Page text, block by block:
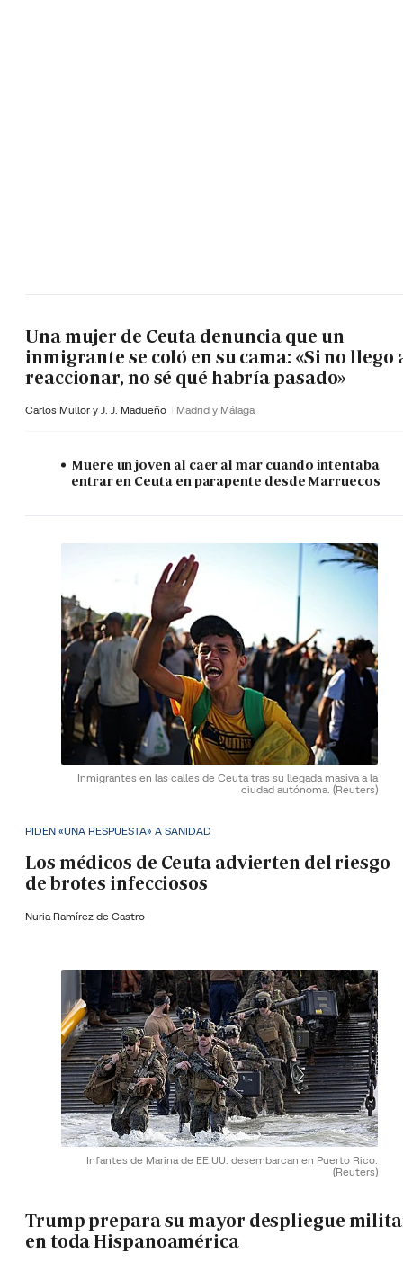
Una mujer de Ceuta denuncia que un
inmigrante se coló en su cama: «Si no llego
reaccionar, no sé qué habría pasado»
Carlos Mullor y J. J. Madueño Madrid y Málaga
Muere un joven al caer al mar cuando intentaba
entrar en Ceuta en parapente desde Marruecos
Inmigrantes en las calles de Ceuta tras su llegada masiva a la
ciudad autónoma. (Reuters)
PIDEN «UNA RESPUESTA» A SANIDAD
Los médicos de Ceuta advierten del riesgo
de brotes infecciosos
Nuria Ramírez de Castro
Infantes de Marina de EE.UU. desembarcan en Puerto Rico.
(Reuters)
Trump prepara su mayor despliegue
en toda Hispanoamérica